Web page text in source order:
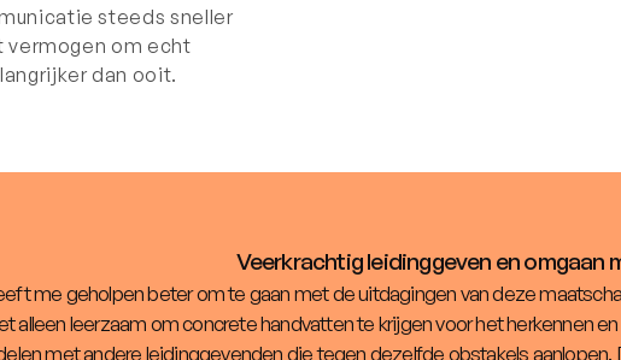
steeds sneller
vermogen om echt
dan ooit.
Veerkrachtig leidinggeven en omgaan
me geholpen beter om te gaan met de uitdagingen van deze
alleen leerzaam om concrete handvatten te krijgen voor het herkennen
met andere leidinggevenden die tegen dezelfde obstakels